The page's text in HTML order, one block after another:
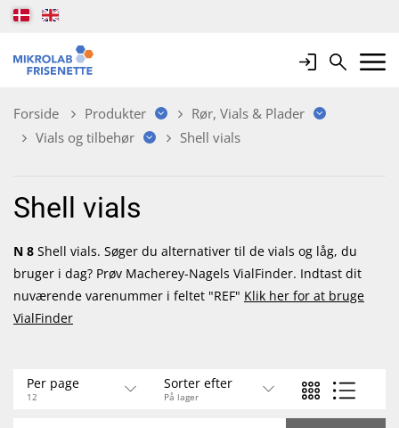
LoginSearchMobile
Forside Produkter
Rør, Vials & Plader
Vials og tilbehør
Shell vials
Shell vials
N 8 Shell vials. Søger du alternativer til de vials og låg, du
bruger i dag? Prøv Macherey-Nagels VialFinder. Indtast dit
nuværende varenummer i feltet "REF" Klik her for at bruge
VialFinder
Per page
12
Sorter efter
På lager